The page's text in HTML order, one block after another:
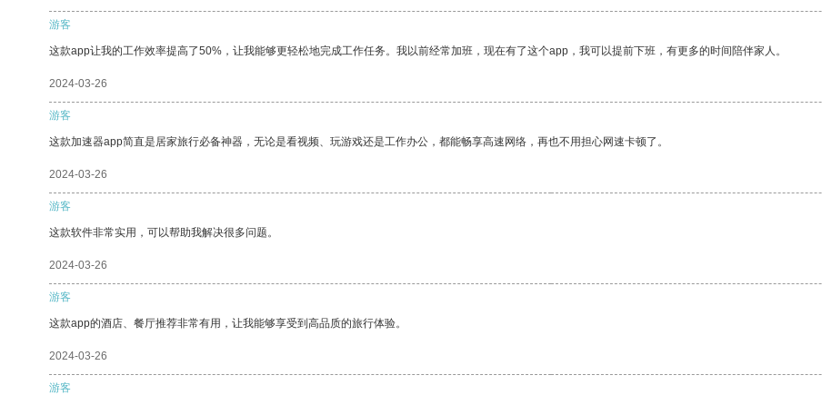
游客
这款app让我的工作效率提高了50%，让我能够更轻松地完成工作任务。我以前经常加班，现在有了这个app，我可以提前下班，有更多的时间陪伴家人。
2024-03-26
游客
这款加速器app简直是居家旅行必备神器，无论是看视频、玩游戏还是工作办公，都能畅享高速网络，再也不用担心网速卡顿了。
2024-03-26
游客
这款软件非常实用，可以帮助我解决很多问题。
2024-03-26
游客
这款app的酒店、餐厅推荐非常有用，让我能够享受到高品质的旅行体验。
2024-03-26
游客